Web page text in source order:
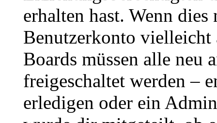
erhalten hast. Wenn
Benutzerkonto
Boards müssen alle neu
freigeschaltet werden –
erledigen oder ein